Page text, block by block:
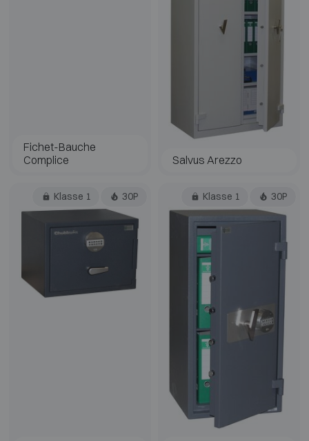
Fichet-Bauche
Complice
Salvus Arezzo
Klasse 1 30P Klasse 1 30P